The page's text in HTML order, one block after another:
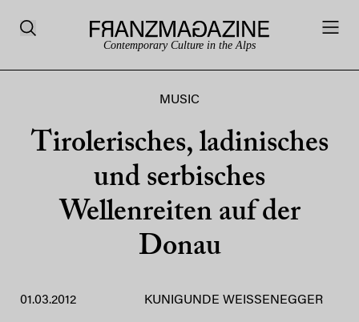
Contemporary Culture in the Alps
MUSIC
Tirolerisches, ladinisches
und serbisches
Wellenreiten auf der
Donau
01.03.2012 KUNIGUNDE WEISSENEGGER